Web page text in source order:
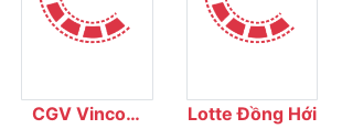
CGV Vincom
Lotte Đồng Hới